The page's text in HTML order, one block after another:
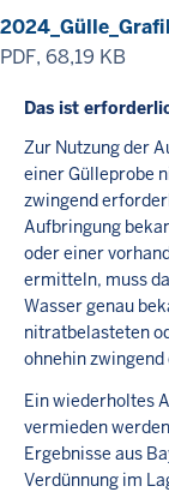
PDF, 68,19 KB
Das ist
Zur Nutzung der
einer Gülleprobe
zwingend
Aufbringung
oder einer
ermitteln, muss
Wasser genau
nitratbelasteten
ohnehin
Ein wiederholtes
vermieden
Ergebnisse aus
Verdünnung im